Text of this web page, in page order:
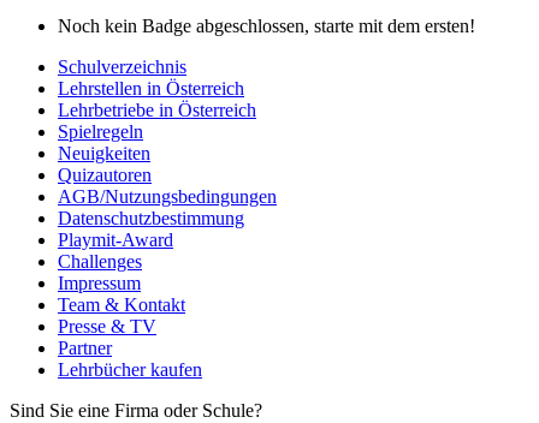
Noch kein Badge abgeschlossen, starte mit dem ersten!
Schulverzeichnis
Lehrstellen in Österreich
Lehrbetriebe in Österreich
Spielregeln
Neuigkeiten
Quizautoren
AGB/Nutzungsbedingungen
Datenschutzbestimmung
Playmit-Award
Challenges
Impressum
Team & Kontakt
Presse & TV
Partner
Lehrbücher kaufen
Sind Sie eine Firma oder Schule?